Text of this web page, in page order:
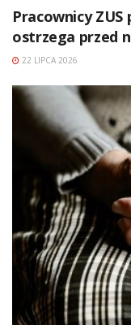
Pracownicy ZUS
ostrzega przed
22 LIPCA 2026